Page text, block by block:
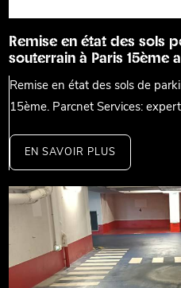
Remise en état des sols
souterrain à Paris 15ème
Remise en état des sols de
15ème. Parcnet Services:
EN SAVOIR PLUS